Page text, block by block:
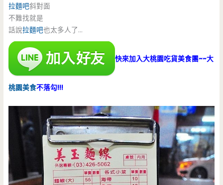
拉麵吧斜對面
不難找就是
話說拉麵吧也太多人了…
快來加入大桃園吃貨美食團~~大
桃園美食不落勾!!!